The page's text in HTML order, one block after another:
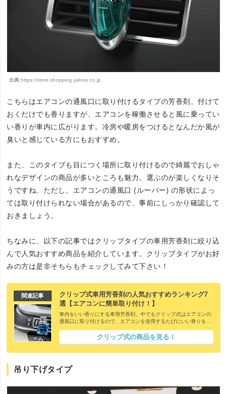
出典: https://store.shopping.yahoo.co.jp
こちらはエアコンの通風口に取り付けるタイプの芳香剤。付けて
おくだけでも香りますが、エアコンを稼働させると風に乗ってい
い香りが車内に広がります。冷房や暖房をつけるとなんだか風が
臭いと感じている方にもおすすめ。
また、このタイプも目につく場所に取り付けるので綺麗でおしゃ
れなデザインの商品が多いところも魅力。選ぶのが楽しくなりそ
うですね。ただし、エアコンの通風口 (ルーバー) の形状によっ
ては取り付けられない場合があるので、事前にしっかり確認して
おきましょう。
ちなみに、以下の記事ではクリップタイプの車用芳香剤に絞り込
んで人気おすすめ商品を紹介しています。クリップタイプがお好
みの方は是非そちらもチェックしてみて下さい！
関連記事
クリップ式車用芳香剤の人気おすすめランキング7
選【エアコンに簡単取り付け！】
車内をいい香りにする車用芳香剤。中でもクリップ式はエアコンの
通風口に取り付けるので、エアコンを使用するたびにいい香りを感
色々なデザインや香りの商品が販売されているため、どれにしよう
か迷ってしまいますよね。そこで今回は、クリップ式の車用芳香剤
クリップ式の商品を見る！
吊り下げタイプ